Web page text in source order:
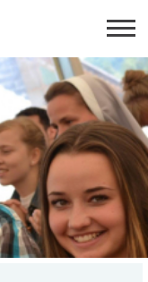
PL EN BG